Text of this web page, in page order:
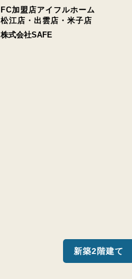
FC加盟店アイフルホーム
松江店・出雲店・米子店
株式会社SAFE
新築2階建て